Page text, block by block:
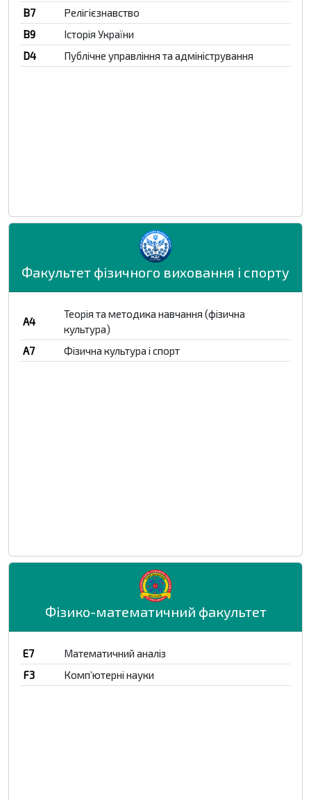
B7
Релігієзнавство
B9
Історія України
D4
Публічне управління та адміністрування
Факультет фізичного виховання і спорту
A4
Теорія та методика навчання (фізична
культура)
A7
Фізична культура і спорт
Фізико-математичний факультет
E7
Математичний аналіз
F3
Комп’ютерні науки